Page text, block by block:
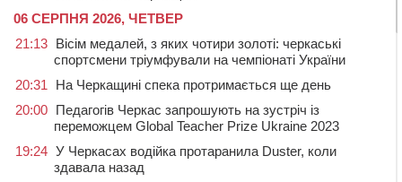
06 СЕРПНЯ 2026, ЧЕТВЕР
21:13 Вісім медалей, з яких чотири золоті: черкаські
спортсмени тріумфували на чемпіонаті України
20:31
На Черкащині спека протримається ще день
20:00 Педагогів Черкас запрошують на зустріч із
переможцем Global Teacher Prize Ukraine 2023
19:24 У Черкасах водійка протаранила Duster, коли
здавала назад